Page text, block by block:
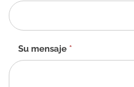
Su mensaje *